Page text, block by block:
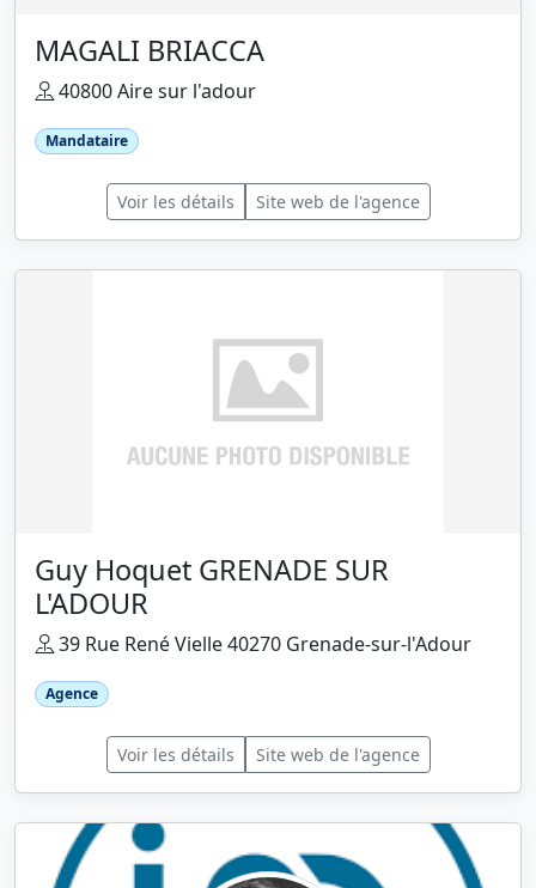
MAGALI BRIACCA
40800 Aire sur l'adour
Mandataire
Voir les détails Site web de l'agence
Guy Hoquet GRENADE SUR
L'ADOUR
39 Rue René Vielle 40270 Grenade-sur-l'Adour
Agence
Voir les détails Site web de l'agence